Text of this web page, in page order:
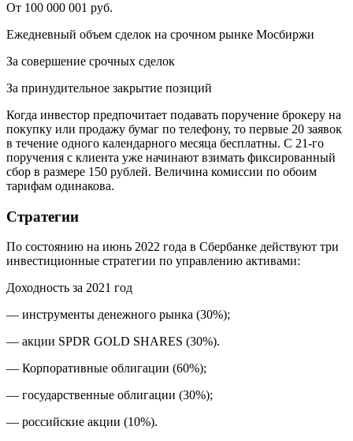
От 100 000 001 руб.
Ежедневный объем сделок на срочном рынке Мосбиржи
За совершение срочных сделок
За принудительное закрытие позиций
Когда инвестор предпочитает подавать поручение брокеру на
покупку или продажу бумаг по телефону, то первые 20 заявок
в течение одного календарного месяца бесплатны. С 21-го
поручения с клиента уже начинают взимать фиксированный
сбор в размере 150 рублей. Величина комиссии по обоим
тарифам одинакова.
Стратегии
По состоянию на июнь 2022 года в Сбербанке действуют три
инвестиционные стратегии по управлению активами:
Доходность за 2021 год
— инструменты денежного рынка (30%);
— акции SPDR GOLD SHARES (30%).
— Корпоративные облигации (60%);
— государственные облигации (30%);
— российские акции (10%).